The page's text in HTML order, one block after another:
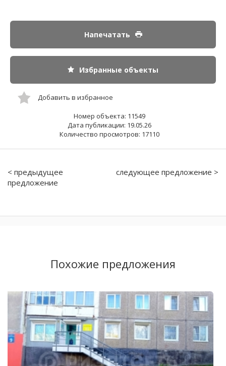
Напечатать
Избранные объекты
Добавить в избранное
Номер объекта: 11549
Дата публикации: 19.05.26
Количество просмотров: 17110
< предыдущее
предложение
следующее предложение >
Похожие предложения